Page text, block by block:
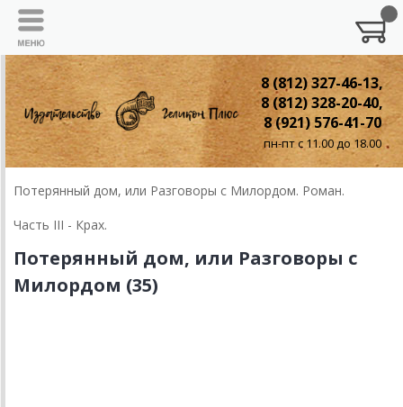
8 (812) 327-46-13,
8 (812) 328-20-40,
8 (921) 576-41-70
пн-пт с 11.00 до 18.00
Потерянный дом, или Разговоры с Милордом. Роман.
Часть III - Крах.
Потерянный дом, или Разговоры с
Милордом (35)